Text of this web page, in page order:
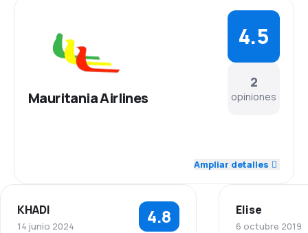
Mauritania Airlines
2
opiniones
4.5
Red de conexiones
Ampliar detalles
KHADI
14 junio 2024 4.8 Elise
6 octubre 2019